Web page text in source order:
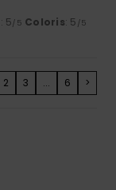
: 5/5 Coloris: 5 /5
2 3 ... 6 >